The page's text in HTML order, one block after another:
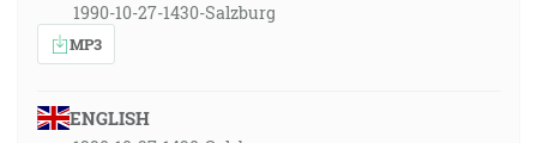
1990-10-27-1430-Salzburg
MP3
ENGLISH